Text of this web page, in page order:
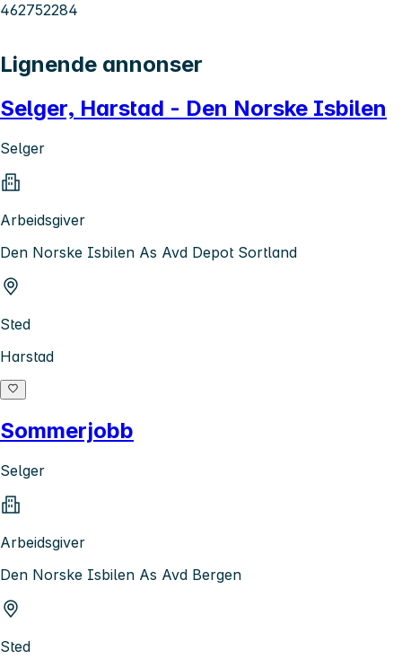
462752284
Lignende annonser
Selger, Harstad - Den Norske Isbilen
Selger
Arbeidsgiver
Den Norske Isbilen As Avd Depot Sortland
Sted
Harstad
Sommerjobb
Selger
Arbeidsgiver
Den Norske Isbilen As Avd Bergen
Sted